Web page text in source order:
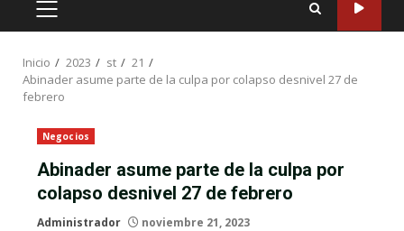
MENÚ
PRINCIPAL
Inicio 2023 st
21
Abinader asume parte de la culpa por colapso desnivel 27 de
febrero
Negocios
Abinader asume parte de la culpa por
colapso desnivel 27 de febrero
Administrador noviembre 21, 2023